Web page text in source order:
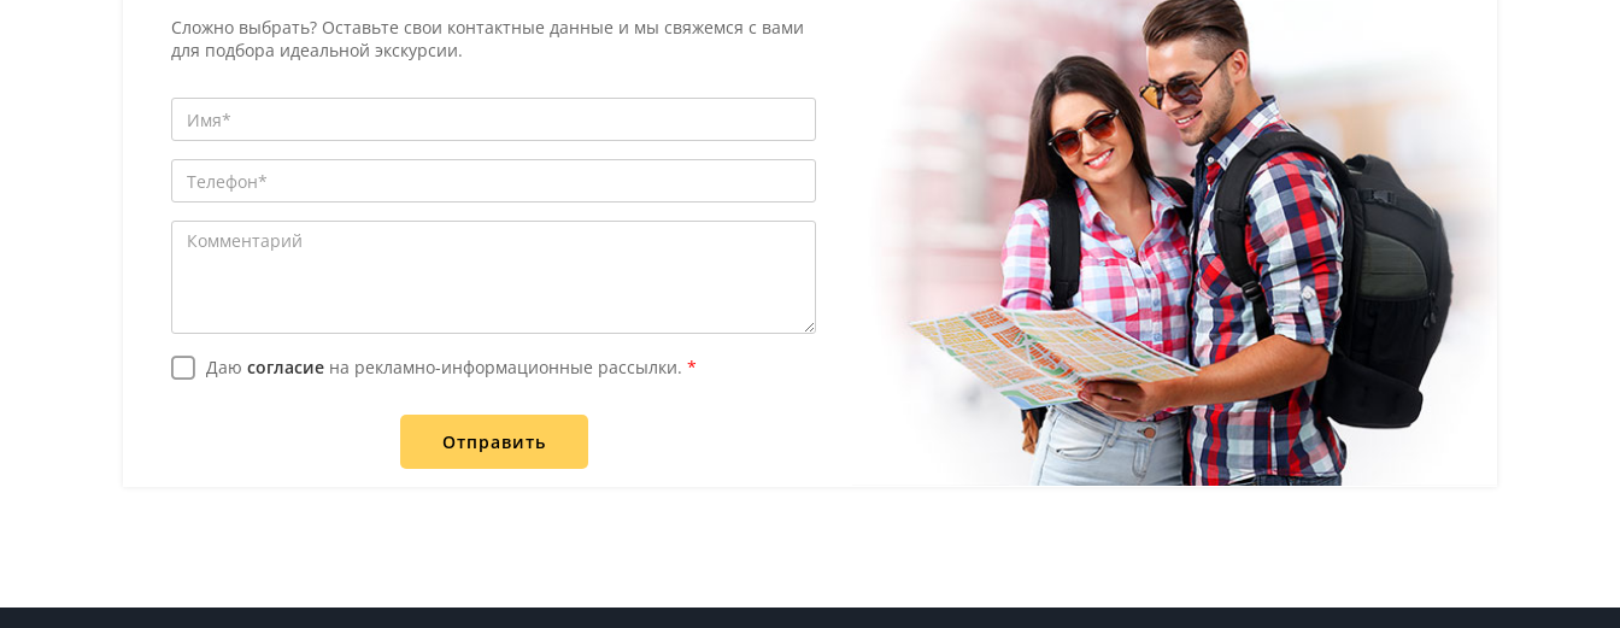
Сложно выбрать? Оставьте свои контактные данные и мы свяжемся с вами
для подбора идеальной экскурсии.
Даю согласие на рекламно-информационные рассылки. *
Отправить